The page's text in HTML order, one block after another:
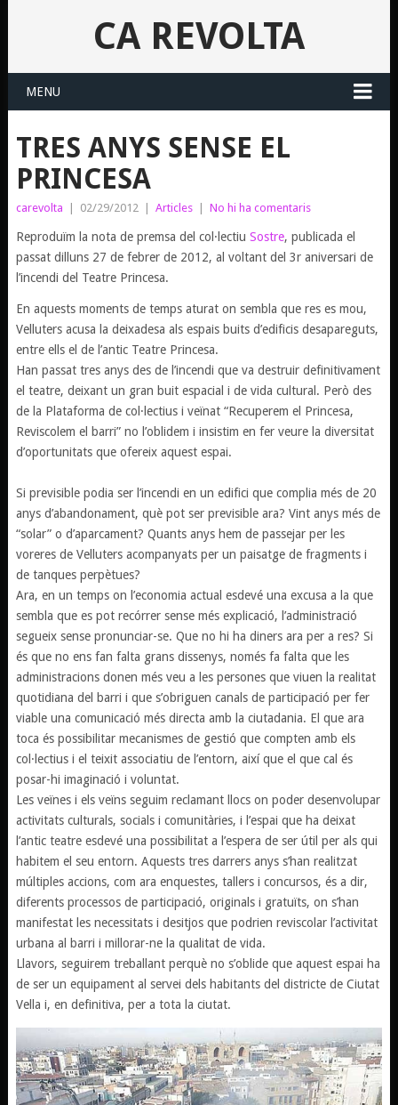
CA REVOLTA
MENU
TRES ANYS SENSE EL
PRINCESA
carevolta 02/29/2012 Articles No hi ha comentaris
Reproduïm la nota de premsa del col·lectiu Sostre, publicada el
passat dilluns 27 de febrer de 2012, al voltant del 3r aniversari de
l’incendi del Teatre Princesa.
En aquests moments de temps aturat on sembla que res es mou,
Velluters acusa la deixadesa als espais buits d’edificis desapareguts,
entre ells el de l’antic Teatre Princesa.
Han passat tres anys des de l’incendi que va destruir definitivament
el teatre, deixant un gran buit espacial i de vida cultural. Però des
de la Plataforma de col·lectius i veïnat “Recuperem el Princesa,
Reviscolem el barri” no l’oblidem i insistim en fer veure la diversitat
d’oportunitats que ofereix aquest espai.
Si previsible podia ser l’incendi en un edifici que complia més de 20
anys d’abandonament, què pot ser previsible ara? Vint anys més de
“solar” o d’aparcament? Quants anys hem de passejar per les
voreres de Velluters acompanyats per un paisatge de fragments i
de tanques perpètues?
Ara, en un temps on l’economia actual esdevé una excusa a la que
sembla que es pot recórrer sense més explicació, l’administració
segueix sense pronunciar-se. Que no hi ha diners ara per a res? Si
és que no ens fan falta grans dissenys, només fa falta que les
administracions donen més veu a les persones que viuen la realitat
quotidiana del barri i que s’obriguen canals de participació per fer
viable una comunicació més directa amb la ciutadania. El que ara
toca és possibilitar mecanismes de gestió que compten amb els
col·lectius i el teixit associatiu de l’entorn, així que el que cal és
posar-hi imaginació i voluntat.
Les veïnes i els veïns seguim reclamant llocs on poder desenvolupar
activitats culturals, socials i comunitàries, i l’espai que ha deixat
l’antic teatre esdevé una possibilitat a l’espera de ser útil per als qui
habitem el seu entorn. Aquests tres darrers anys s’han realitzat
múltiples accions, com ara enquestes, tallers i concursos, és a dir,
diferents processos de participació, originals i gratuïts, on s’han
manifestat les necessitats i desitjos que podrien reviscolar l’activitat
urbana al barri i millorar-ne la qualitat de vida.
Llavors, seguirem treballant perquè no s’oblide que aquest espai ha
de ser un equipament al servei dels habitants del districte de Ciutat
Vella i, en definitiva, per a tota la ciutat.